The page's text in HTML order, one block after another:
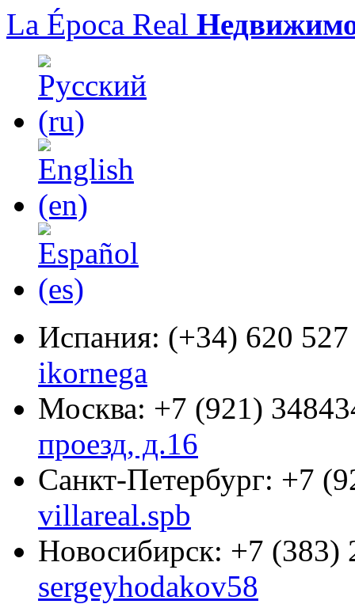
La Época Real
Испания: (+34) 620
ikornega
Москва: +7 (921)
проезд, д.16
Санкт-Петербург: +7
villareal.spb
Новосибирск: +7 (383)
sergeyhodakov58